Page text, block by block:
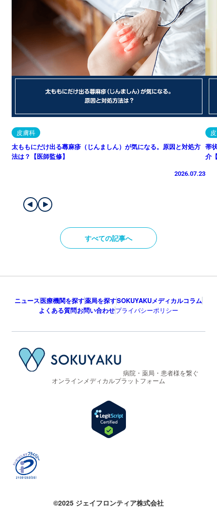
皮膚科
太ももにだけ出る蕁麻疹（じんましん）が気になる。原因と対処方
法は？【医師監修】
2026.07.23
帯
介
すべての記事へ
ニュース医療機関を探す薬局を探すSOKUYAKUメディカルコラム
よくある質問お問い合わせプライバシーポリシー
病院・薬局・患者様を繋ぐ
オンラインメディカルプラットフォーム
©2025 ジェイフロンティア株式会社